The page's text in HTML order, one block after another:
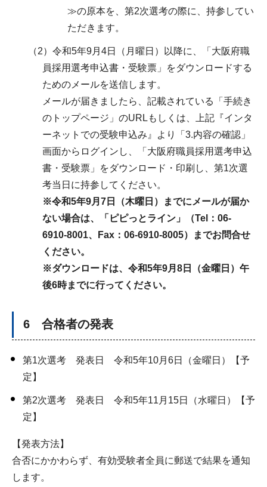
≫の原本を、第2次選考の際に、持参してい
ただきます。
（2）令和5年9月4日（月曜日）以降に、「大阪府職
員採用選考申込書・受験票」をダウンロードする
ためのメールを送信します。
メールが届きましたら、記載されている「手続き
のトップページ」のURLもしくは、上記『インタ
ーネットでの受験申込み』より「3.内容の確認」
画面からログインし、「大阪府職員採用選考申込
書・受験票」をダウンロード・印刷し、第1次選
考当日に持参してください。
※令和5年9月7日（木曜日）までにメールが届か
ない場合は、「ピピっとライン」（Tel：06-
6910-8001、Fax：06-6910-8005）までお問合せ
ください。
※ダウンロードは、令和5年9月8日（金曜日）午
後6時までに行ってください。
6 合格者の発表
第1次選考 発表日 令和5年10月6日（金曜日）【予
定】
第2次選考 発表日 令和5年11月15日（水曜日）【予
定】
【発表方法】
合否にかかわらず、有効受験者全員に郵送で結果を通知
します。